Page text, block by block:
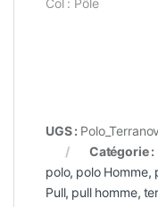
Col : Pôle
UGS :
Catégorie :
polo, polo Homme,
Pull, pull homme,